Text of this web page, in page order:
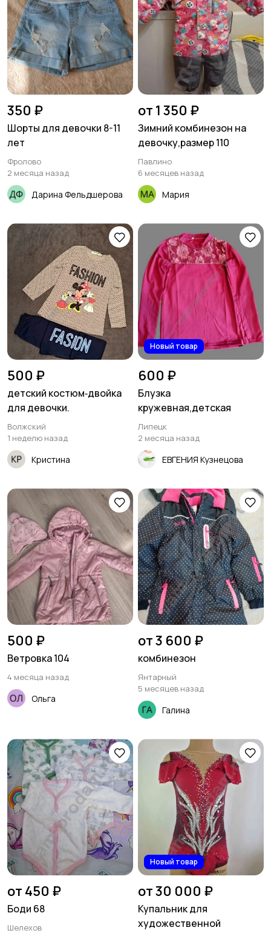
350 ₽
Шорты для девочки 8-11
лет
Фролово
2 месяца назад
Дарина Фельдшерова
от 1 350 ₽
Зимний комбинезон на
девочку,размер 110
Павлино
6 месяцев назад
Мария
500 ₽
детский костюм‑двойка
для девочки.
Волжский
1 неделю назад
Кристина
Новый товар
600 ₽
Блузка
кружевная,детская
Липецк
2 месяца назад
ЕВГЕНИЯ Кузнецова
500 ₽
Ветровка 104
4 месяца назад
Ольга
от 3 600 ₽
комбинезон
Янтарный
5 месяцев назад
Галина
от 450 ₽
Боди 68
Шелехов
Новый товар
от 30 000 ₽
Купальник для
художественной